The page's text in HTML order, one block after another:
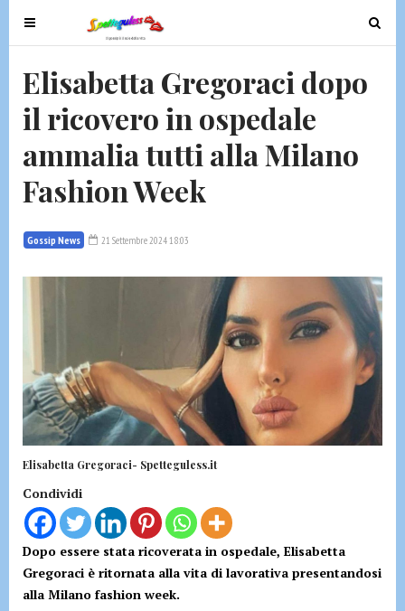
T
o
g
l
e
n
g
t
T
o
t
i
n
Elisabetta Gregoraci dopo
il ricovero in ospedale
ammalia tutti alla Milano
Fashion Week
Gossip News 21 Settembre 2024 18:03
Elisabetta Gregoraci- Spetteguless.it
Condividi
Dopo essere stata ricoverata in ospedale, Elisabetta
Gregoraci è ritornata alla vita di lavorativa presentandosi
alla Milano fashion week.